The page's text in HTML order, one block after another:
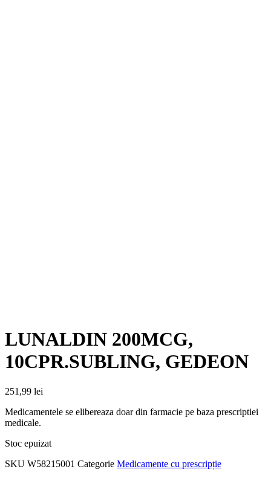
LUNALDIN 200MCG,
10CPR.SUBLING, GEDEON
251,99 lei
Medicamentele se elibereaza doar din farmacie pe baza prescriptiei
medicale.
Stoc epuizat
SKU W58215001 Categorie Medicamente cu prescripție